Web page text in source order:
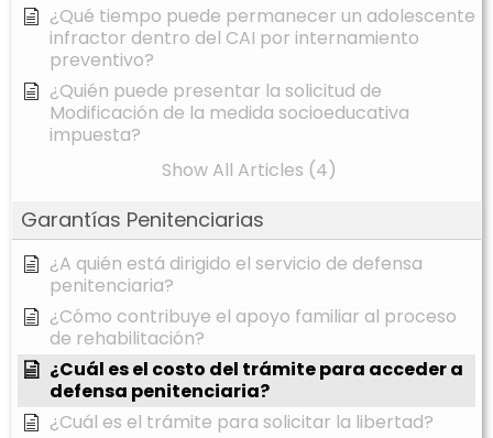
¿Qué tiempo puede permanecer un adolescente
infractor dentro del CAI por internamiento
preventivo?
¿Quién puede presentar la solicitud de
Modificación de la medida socioeducativa
impuesta?
Show All Articles (4)
Garantías Penitenciarias
¿A quién está dirigido el servicio de defensa
penitenciaria?
¿Cómo contribuye el apoyo familiar al proceso
de rehabilitación?
¿Cuál es el costo del trámite para acceder a
defensa penitenciaria?
¿Cuál es el trámite para solicitar la libertad?